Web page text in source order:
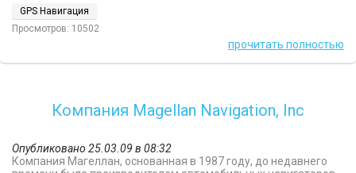
GPS Навигация
Просмотров: 10502
прочитать полностью
Компания Magellan Navigation, Inc
Опубликовано 25.03.09 в 08:32
Компания Магеллан, основанная в 1987 году, до недавнего